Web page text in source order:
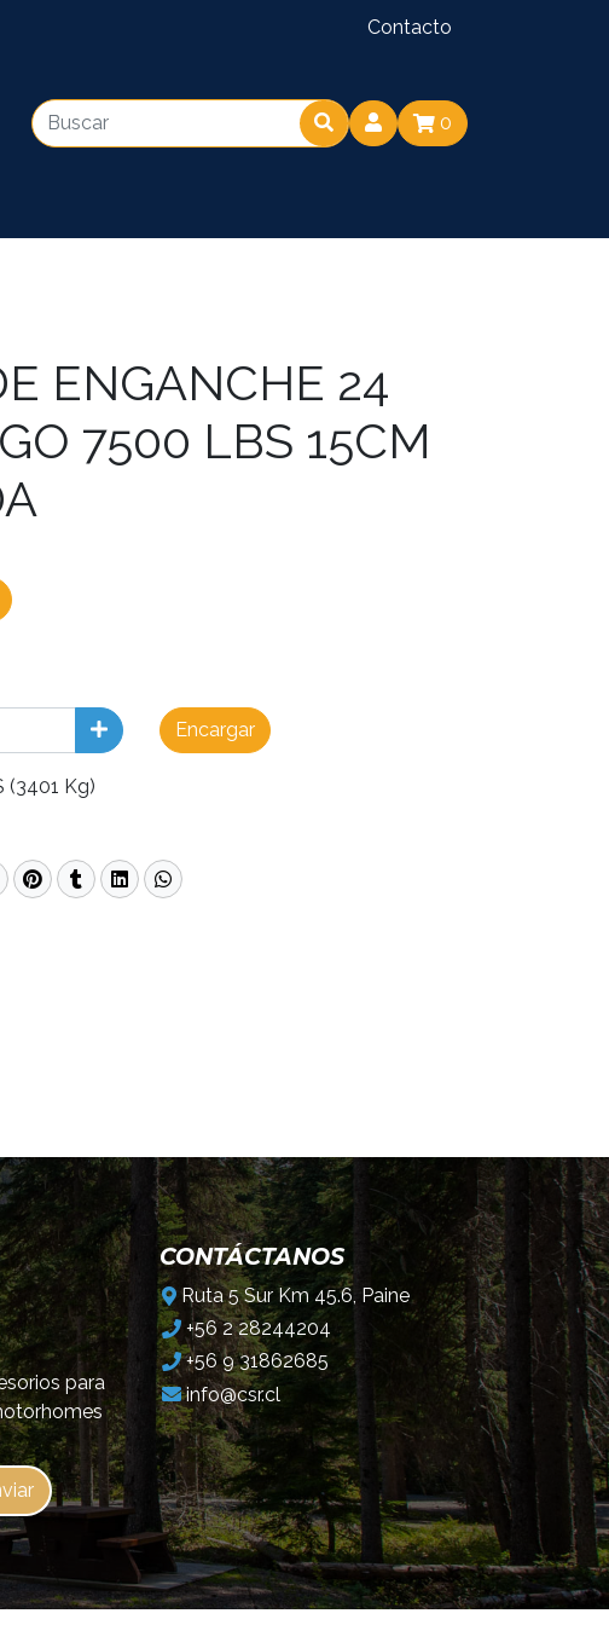
Contacto
0
ENGANCHE 24
7500 LBS 15CM
Encargar
(3401 Kg)
para
CONTÁCTANOS
Ruta 5 Sur Km 45.6, Paine
+56 2 28244204
+56 9 31862685
info@csr.cl